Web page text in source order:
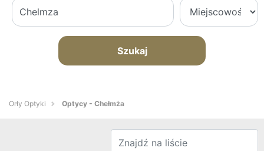
Szukaj
Orły Optyki Optycy - Chełmża